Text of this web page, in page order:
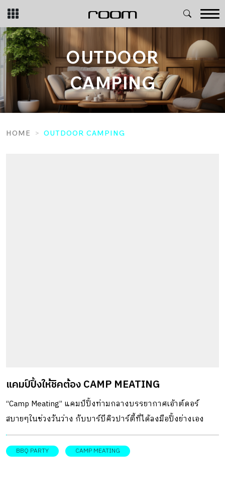
Skip
content
OUTDOOR
CAMPING
HOME OUTDOOR CAMPING
แคมป์ปิ้งให้ชิคต้อง CAMP MEATING
“Camp Meating” แคมป์ปิ้งท่ามกลางบรรยากาศเอ้าต์ดอร์
สบายๆในช่วงวันว่าง กับบาร์บีคิวปาร์ตี้ที่ได้ลงมือปิ้งย่างเอง
BBQ PARTY CAMP MEATING